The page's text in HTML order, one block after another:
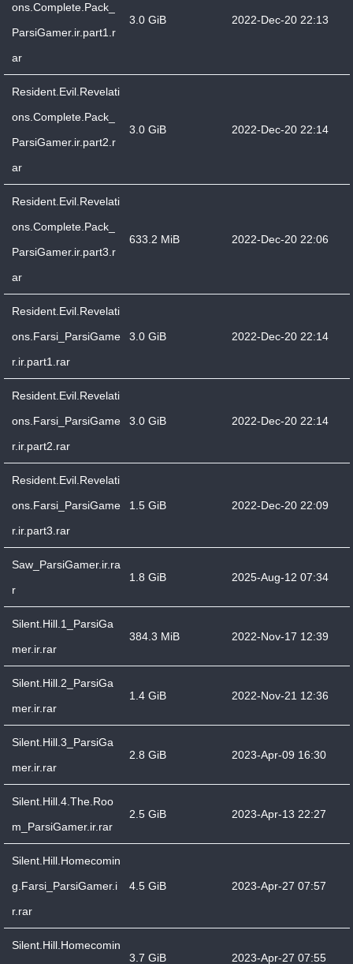
ons.Complete.Pack_
ParsiGamer.ir.part1.r
ar
3.0 GiB 2022-Dec-20 22:13
Resident.Evil.Revelati
ons.Complete.Pack_
ParsiGamer.ir.part2.r
ar
3.0 GiB 2022-Dec-20 22:14
Resident.Evil.Revelati
ons.Complete.Pack_
ParsiGamer.ir.part3.r
ar
633.2 MiB 2022-Dec-20 22:06
Resident.Evil.Revelati
ons.Farsi_ParsiGame
r.ir.part1.rar
3.0 GiB 2022-Dec-20 22:14
Resident.Evil.Revelati
ons.Farsi_ParsiGame
r.ir.part2.rar
3.0 GiB 2022-Dec-20 22:14
Resident.Evil.Revelati
ons.Farsi_ParsiGame
r.ir.part3.rar
1.5 GiB 2022-Dec-20 22:09
Saw_ParsiGamer.ir.ra
r
1.8 GiB 2025-Aug-12 07:34
Silent.Hill.1_ParsiGa
mer.ir.rar
384.3 MiB 2022-Nov-17 12:39
Silent.Hill.2_ParsiGa
mer.ir.rar
1.4 GiB 2022-Nov-21 12:36
Silent.Hill.3_ParsiGa
mer.ir.rar
2.8 GiB 2023-Apr-09 16:30
Silent.Hill.4.The.Roo
m_ParsiGamer.ir.rar
2.5 GiB 2023-Apr-13 22:27
Silent.Hill.Homecomin
g.Farsi_ParsiGamer.i
r.rar
4.5 GiB 2023-Apr-27 07:57
Silent.Hill.Homecomin
3.7 GiB
2023-Apr-27 07:55